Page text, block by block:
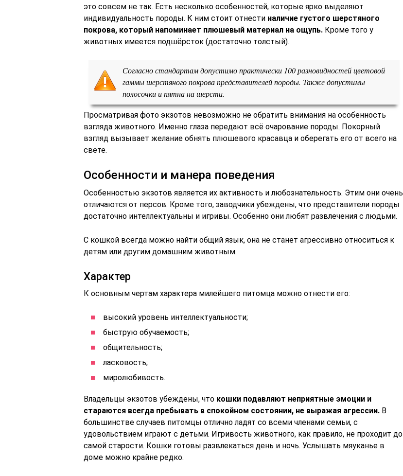
это совсем не так. Есть несколько особенностей, которые ярко выделяют
индивидуальность породы. К ним стоит отнести наличие густого шерстяного
покрова, который напоминает плюшевый материал на ощупь. Кроме того у
животных имеется подшёрсток (достаточно толстый).
Согласно стандартам допустимо практически 100 разновидностей цветовой
гаммы шерстяного покрова представителей породы. Также допустимы
полосочки и пятна на шерсти.
Просматривая фото экзотов невозможно не обратить внимания на особенность
взгляда животного. Именно глаза передают всё очарование породы. Покорный
взгляд вызывает желание обнять плюшевого красавца и оберегать его от всего на
свете.
Особенности и манера поведения
Особенностью экзотов является их активность и любознательность. Этим они очень
отличаются от персов. Кроме того, заводчики убеждены, что представители породы
достаточно интеллектуальны и игривы. Особенно они любят развлечения с людьми.
С кошкой всегда можно найти общий язык, она не станет агрессивно относиться к
детям или другим домашним животным.
Характер
К основным чертам характера милейшего питомца можно отнести его:
высокий уровень интеллектуальности;
быструю обучаемость;
общительность;
ласковость;
миролюбивость.
Владельцы экзотов убеждены, что кошки подавляют неприятные эмоции и
стараются всегда пребывать в спокойном состоянии, не выражая агрессии. В
большинстве случаев питомцы отлично ладят со всеми членами семьи, с
удовольствием играют с детьми. Игривость животного, как правило, не проходит до
самой старости. Кошки готовы развлекаться день и ночь. Услышать мяуканье в
доме можно крайне редко.